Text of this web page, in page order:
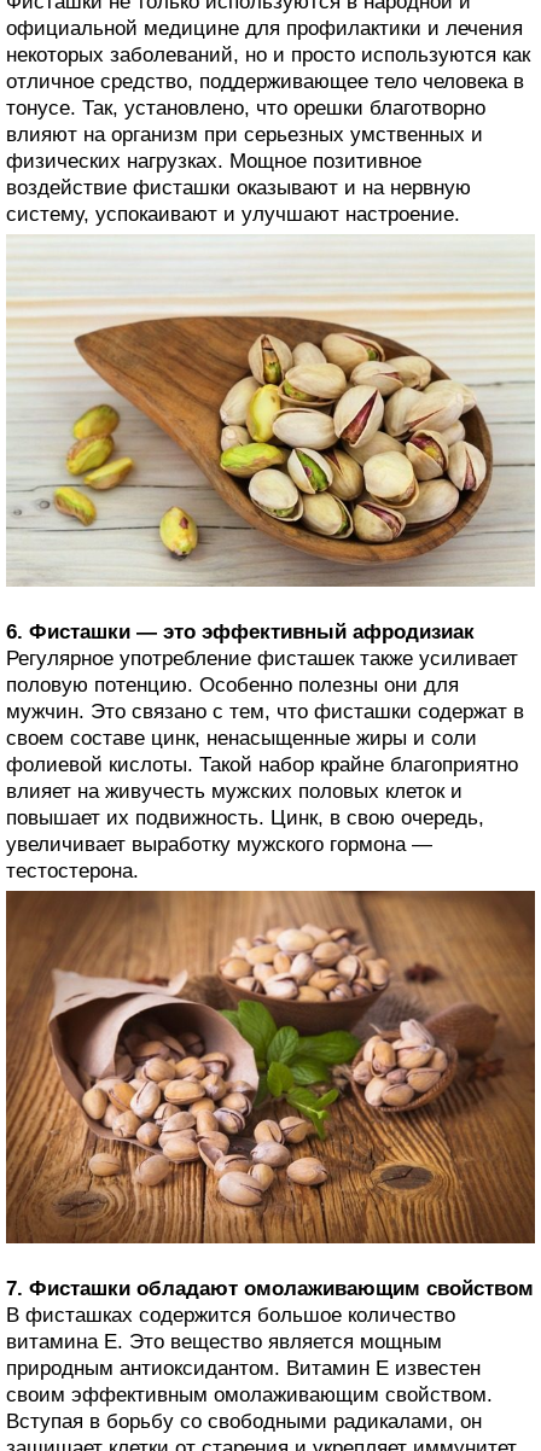
официальной медицине для профилактики и лечения
некоторых заболеваний, но и просто используются как
отличное средство, поддерживающее тело человека в
тонусе. Так, установлено, что орешки благотворно
влияют на организм при серьезных умственных и
физических нагрузках. Мощное позитивное
воздействие фисташки оказывают и на нервную
систему, успокаивают и улучшают настроение.
6. Фисташки — это эффективный афродизиак
Регулярное употребление фисташек также усиливает
половую потенцию. Особенно полезны они для
мужчин. Это связано с тем, что фисташки содержат в
своем составе цинк, ненасыщенные жиры и соли
фолиевой кислоты. Такой набор крайне благоприятно
влияет на живучесть мужских половых клеток и
повышает их подвижность. Цинк, в свою очередь,
увеличивает выработку мужского гормона —
тестостерона.
7. Фисташки обладают омолаживающим свойством
В фисташках содержится большое количество
витамина Е. Это вещество является мощным
природным антиоксидантом. Витамин Е известен
своим эффективным омолаживающим свойством.
Вступая в борьбу со свободными радикалами, он